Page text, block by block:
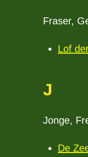
Fraser,
Lof
J
Jonge,
De